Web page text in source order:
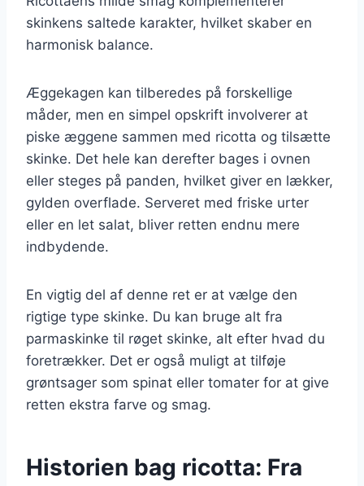
skinkens saltede karakter, hvilket skaber en
harmonisk balance.
Æggekagen kan tilberedes på forskellige
måder, men en simpel opskrift involverer at
piske æggene sammen med ricotta og tilsætte
skinke. Det hele kan derefter bages i ovnen
eller steges på panden, hvilket giver en lækker,
gylden overflade. Serveret med friske urter
eller en let salat, bliver retten endnu mere
indbydende.
En vigtig del af denne ret er at vælge den
rigtige type skinke. Du kan bruge alt fra
parmaskinke til røget skinke, alt efter hvad du
foretrækker. Det er også muligt at tilføje
grøntsager som spinat eller tomater for at give
retten ekstra farve og smag.
Historien bag ricotta: Fra